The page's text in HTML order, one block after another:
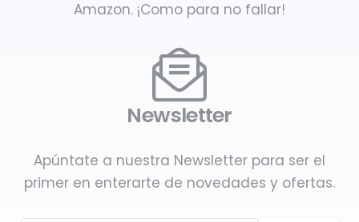
Amazon. ¡Como para no fallar!
Newsletter
Apúntate a nuestra Newsletter para ser el
primer en enterarte de novedades y ofertas.